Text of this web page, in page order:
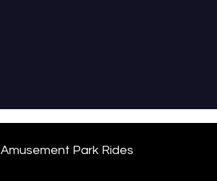
Amusement Park Rides